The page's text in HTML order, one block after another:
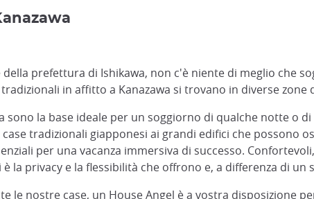
prefettura di Ishikawa, non c'è niente di meglio che
in affitto a Kanazawa si trovano in diverse
sono la base ideale per un soggiorno di qualche notte o
case tradizionali giapponesi ai grandi edifici che
per una vacanza immersiva di successo.
la privacy e la flessibilità che offrono e, a differenza di
le nostre case, un House Angel è a vostra disposizione